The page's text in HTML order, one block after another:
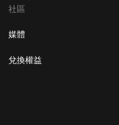
社區
媒體
兌換權益